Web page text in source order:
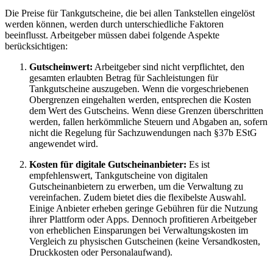
Die Preise für Tankgutscheine, die bei allen Tankstellen eingelöst
werden können, werden durch unterschiedliche Faktoren
beeinflusst. Arbeitgeber müssen dabei folgende Aspekte
berücksichtigen:
Gutscheinwert: Arbeitgeber sind nicht verpflichtet, den
gesamten erlaubten Betrag für Sachleistungen für
Tankgutscheine auszugeben. Wenn die vorgeschriebenen
Obergrenzen eingehalten werden, entsprechen die Kosten
dem Wert des Gutscheins. Wenn diese Grenzen überschritten
werden, fallen herkömmliche Steuern und Abgaben an, sofern
nicht die Regelung für Sachzuwendungen nach §37b EStG
angewendet wird.
Kosten für digitale Gutscheinanbieter: Es ist
empfehlenswert, Tankgutscheine von digitalen
Gutscheinanbietern zu erwerben, um die Verwaltung zu
vereinfachen. Zudem bietet dies die flexibelste Auswahl.
Einige Anbieter erheben geringe Gebühren für die Nutzung
ihrer Plattform oder Apps. Dennoch profitieren Arbeitgeber
von erheblichen Einsparungen bei Verwaltungskosten im
Vergleich zu physischen Gutscheinen (keine Versandkosten,
Druckkosten oder Personalaufwand).